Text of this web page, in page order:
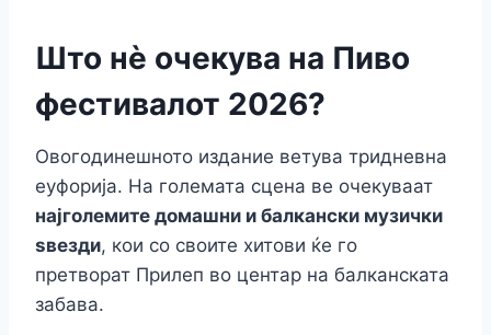
Што нè очекува на Пиво
фестивалот 2026?
Овогодинешното издание ветува тридневна
еуфорија. На големата сцена ве очекуваат
најголемите домашни и балкански музички
ѕвезди, кои со своите хитови ќе го
претворат Прилеп во центар на балканската
забава.